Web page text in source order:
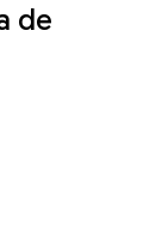
de